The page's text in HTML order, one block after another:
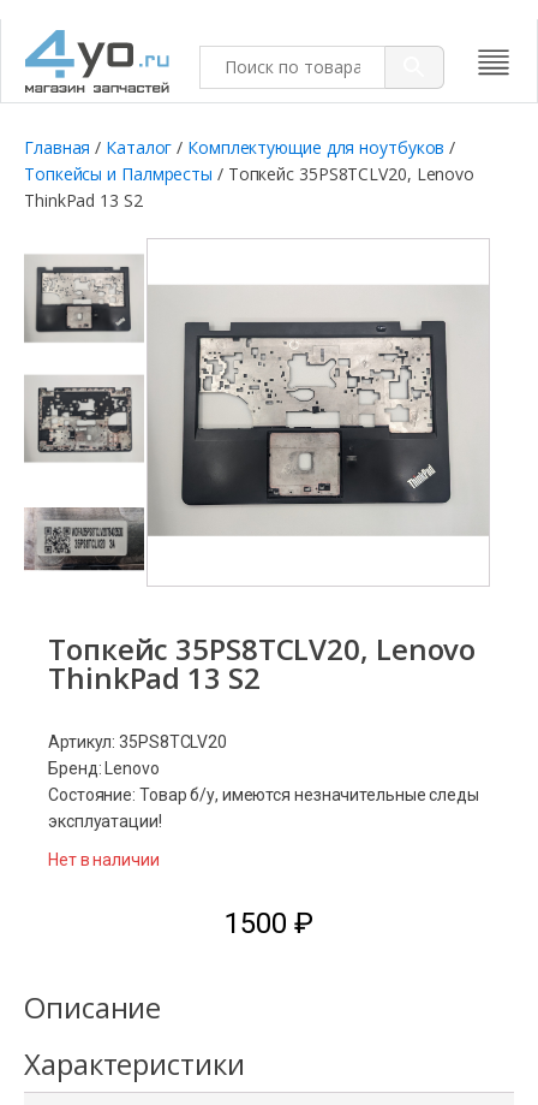
Главная / Каталог / Комплектующие для ноутбуков /
Топкейсы и Палмресты / Топкейс 35PS8TCLV20, Lenovo
ThinkPad 13 S2
Топкейс 35PS8TCLV20, Lenovo
ThinkPad 13 S2
Артикул: 35PS8TCLV20
Бренд: Lenovo
Состояние: Товар б/у, имеются незначительные следы
эксплуатации!
Нет в наличии
1500 ₽
Описание
Характеристики